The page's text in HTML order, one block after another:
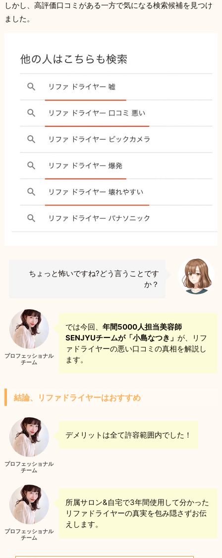
しかし、高評価口コミがある一方で気になる検索候補を見つけ
ました。
ちょっと怖いですね?どう言うことです
か？
プロフェッショナル
チーム
では今回、 年間5000人担当美容師
SENJYUチームが「小島なつき」 が、リフ
ァドライヤーの悪い口コミの真相を解説し
ます。
結論、リファドライヤーはおすすめ
プロフェッショナル
チーム
デメリットは全て許容範囲内でした！
プロフェッショナル
チーム
所属サロン&自宅で3年間使用して分かった
リファドライヤーの真実を包み隠さずお伝
えします。